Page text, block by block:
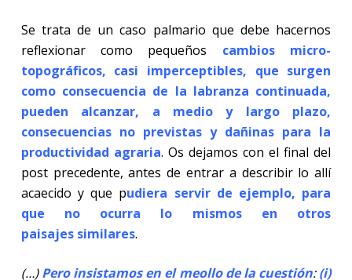
Se trata de un caso palmario que debe hacernos
reflexionar como pequeños cambios micro-
topográficos, casi imperceptibles, que surgen
como consecuencia de la labranza continuada,
pueden alcanzar, a medio y largo plazo,
consecuencias no previstas y dañinas para la
productividad agraria. Os dejamos con el final del
post precedente, antes de entrar a describir lo allí
acaecido y que pudiera servir de ejemplo, para
que no ocurra lo mismos en otros
paisajes similares.
(…)Pero insistamos en el meollo de la cuestión:(i)